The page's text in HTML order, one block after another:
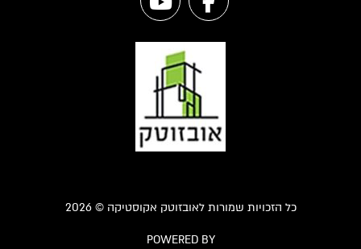
כל הזכויות שמורות לאובזוטק אקוסטיקה © 2026
POWERED BY